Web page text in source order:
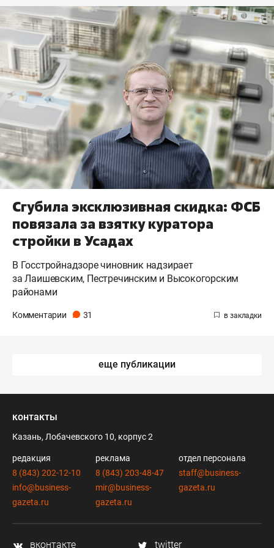
Сгубила эксклюзивная скидка: ФСБ
повязала за взятку куратора
стройки в Усадах
В Госстройнадзоре чиновник надзирает
за Лаишевским, Пестречинским и Высокогорским
районами
Комментарии 31
еще публикации
контакты
Казань, Лобачевского 10, корпус 2
редакция
8 (843) 202-12-10
info@business-
gazeta.ru
реклама
8 (843) 203-48-47
mir@business-
gazeta.ru
отдел персонала
staff@business-
gazeta.ru
вконтакте twitter